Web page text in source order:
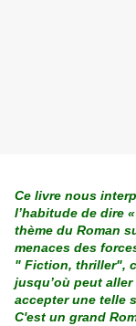
Ce livre nous
l’habitude de dire
thème du Roman
menaces des
" Fiction, thriller",
jusqu’où peut
accepter une telle
C'est un grand